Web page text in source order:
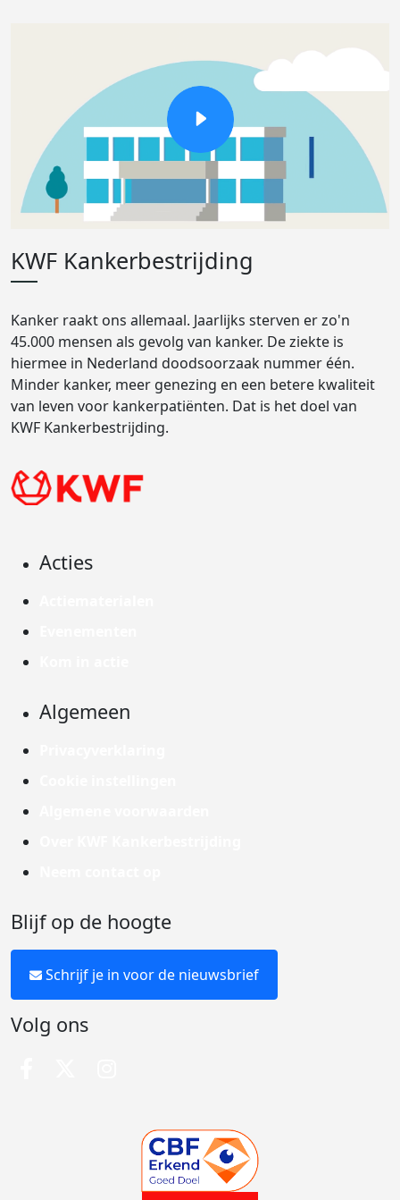
KWF Kankerbestrijding
Kanker raakt ons allemaal. Jaarlijks sterven er zo'n
45.000 mensen als gevolg van kanker. De ziekte is
hiermee in Nederland doodsoorzaak nummer één.
Minder kanker, meer genezing en een betere kwaliteit
van leven voor kankerpatiënten. Dat is het doel van
KWF Kankerbestrijding.
Acties
Algemeen
Blijf op de hoogte
Schrijf je in voor de nieuwsbrief
Volg ons